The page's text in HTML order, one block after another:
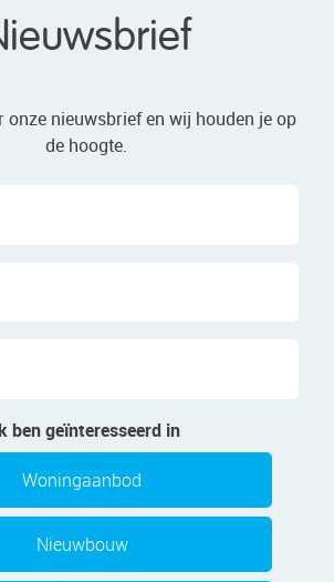
onze nieuwsbrief en wij houden je op
de hoogte.
ben geïnteresseerd in
Woningaanbod
Nieuwbouw